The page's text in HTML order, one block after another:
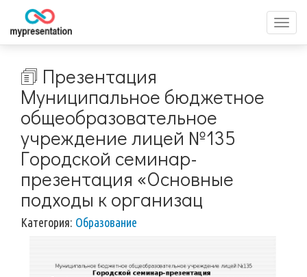
меню
🗊 Презентация
Муниципальное бюджетное
общеобразовательное
учреждение лицей №135
Городской семинар-
презентация «Основные
подходы к организац
Категория: Образование